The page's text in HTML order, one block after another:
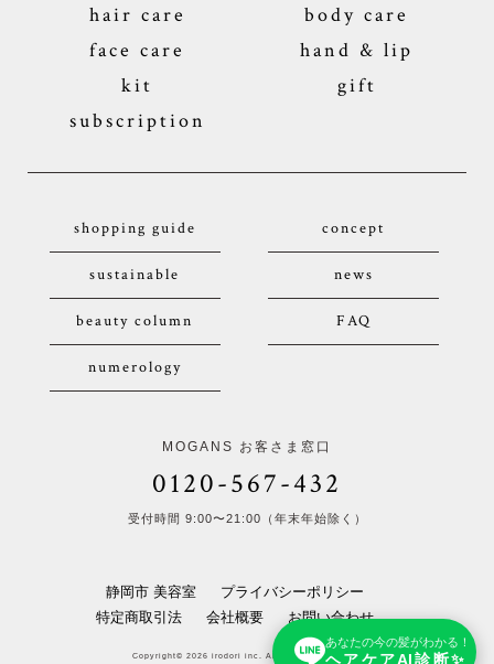
あなたの今の髪がわかる！
ヘアケアAI診断✨
hair care
body care
face care
hand & lip
kit
gift
subscription
shopping guide concept
sustainable news
beauty column FAQ
numerology
MOGANS お客さま窓口
0120-567-432
受付時間 9:00〜21:00（年末年始除く）
静岡市 美容室
プライバシーポリシー
特定商取引法
会社概要 お問い合わせ
Copyright© 2026 irodori inc. All Rights Reserved.